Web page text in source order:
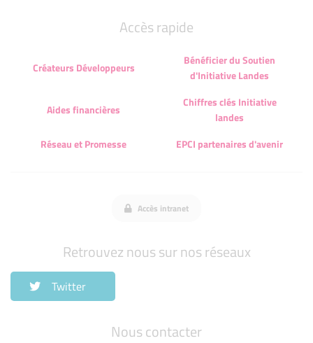
Nous contacter
Accès rapide
Créateurs Développeurs
Bénéficier du Soutien
d'Initiative Landes
Aides financières
Chiffres clés Initiative
landes
Réseau et Promesse
EPCI partenaires d'avenir
Accès intranet
Retrouvez nous sur nos réseaux
Twitter